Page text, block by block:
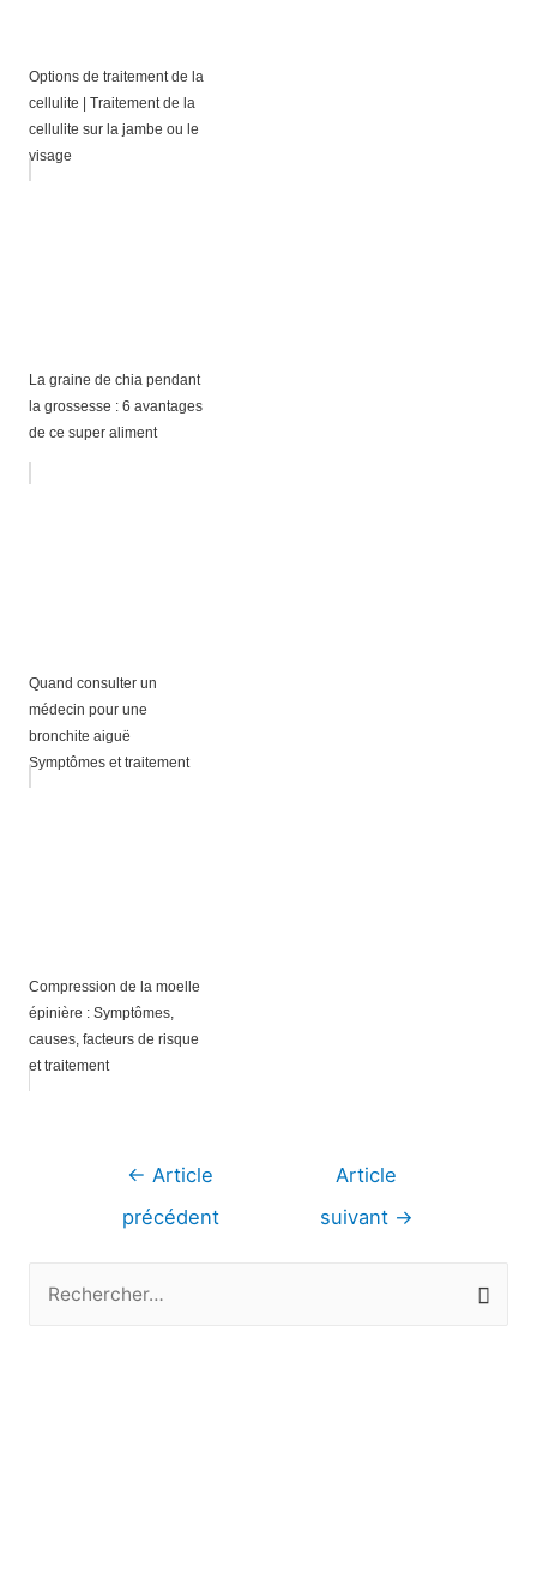
Options de traitement de la
cellulite | Traitement de la
cellulite sur la jambe ou le
visage
La graine de chia pendant
la grossesse : 6 avantages
de ce super aliment
Quand consulter un
médecin pour une
bronchite aiguë
Symptômes et traitement
Compression de la moelle
épinière : Symptômes,
causes, facteurs de risque
et traitement
Navigation
← Article
précédent
Article
suivant →